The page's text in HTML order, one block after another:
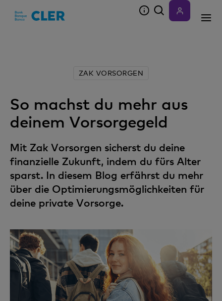
ZAK VORSORGEN
So machst du mehr aus
deinem Vorsorgegeld
Mit Zak Vorsorgen sicherst du deine
finanzielle Zukunft, indem du fürs Alter
sparst. In diesem Blog erfährst du mehr
über die Optimierungsmöglichkeiten für
deine private Vorsorge.